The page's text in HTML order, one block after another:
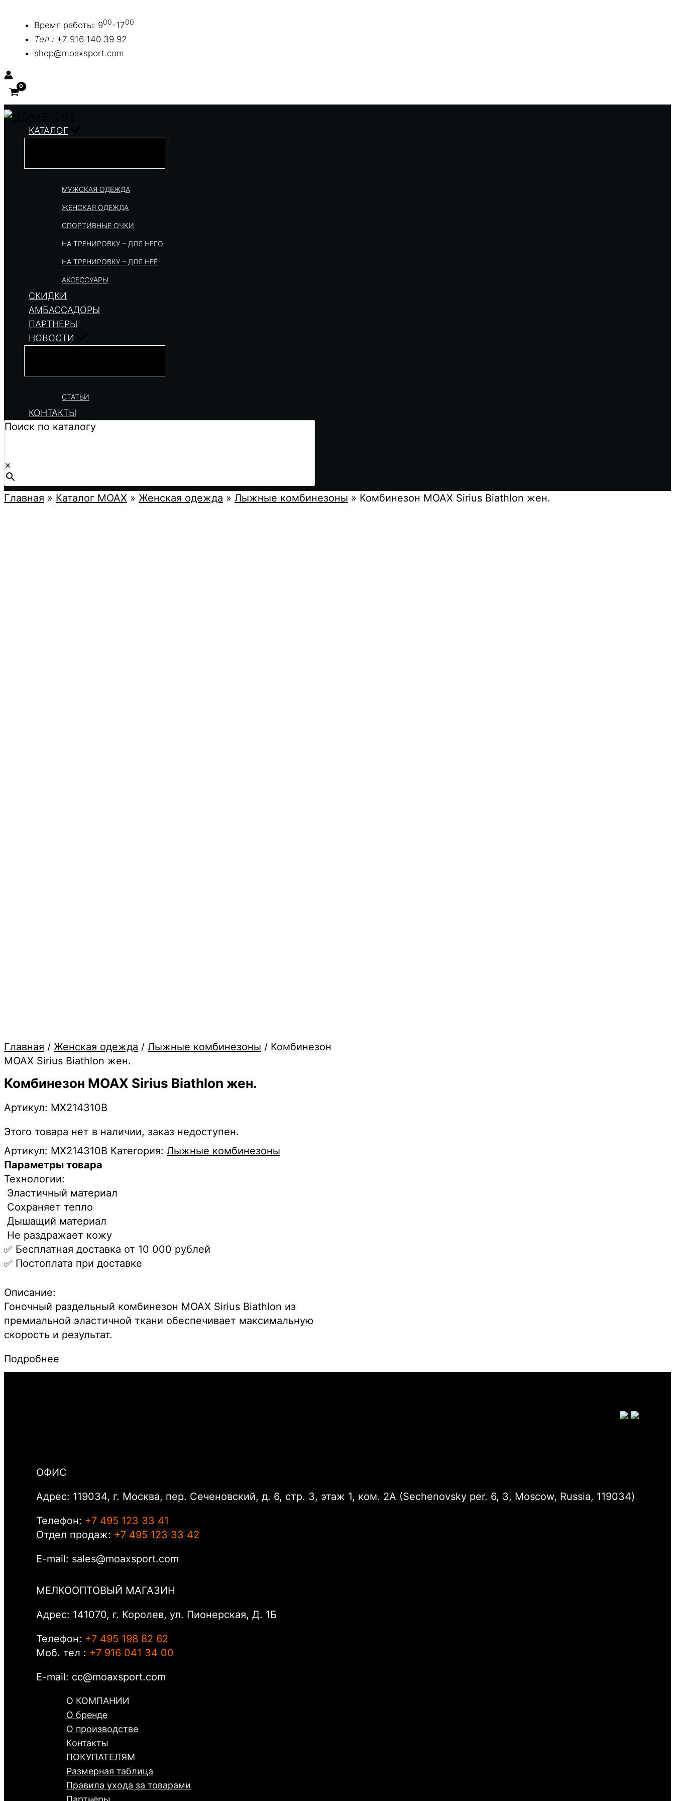
содержимому
Время работы: 900-1700
Тел.: +7 916 140 39 92
shop@moaxsport.com
КАТАЛОГ
МУЖСКАЯ ОДЕЖДА
ЖЕНСКАЯ ОДЕЖДА
СПОРТИВНЫЕ ОЧКИ
НА ТРЕНИРОВКУ – ДЛЯ НЕГО
НА ТРЕНИРОВКУ – ДЛЯ НЕЁ
АКСЕССУАРЫ
СКИДКИ
АМБАССАДОРЫ
ПАРТНЕРЫ
НОВОСТИ
СТАТЬИ
КОНТАКТЫ
Поиск по каталогу
×
Главная » Каталог MOAX » Женская одежда » Лыжные комбинезоны » Комбинезон MOAX Sirius Biathlon жен.
Главная / Женская одежда / Лыжные комбинезоны / Комбинезон
MOAX Sirius Biathlon жен.
Комбинезон MOAX Sirius Biathlon жен.
Артикул: MX214310B
Этого товара нет в наличии, заказ недоступен.
Артикул: MX214310B Категория: Лыжные комбинезоны
Параметры товара
Технологии:
Эластичный материал
Сохраняет тепло
Дышащий материал
Не раздражает кожу
✅ Бесплатная доставка от 10 000 рублей
✅ Постоплата при доставке
Описание:
Гоночный раздельный комбинезон MOAX Sirius Biathlon из
премиальной эластичной ткани обеспечивает максимальную
скорость и результат.
Подробнее
ОФИС
Адрес: 119034, г. Москва, пер. Сеченовский, д. 6, стр. 3, этаж 1, ком. 2А (Sechenovsky per. 6, 3, Moscow, Russia, 119034)
Телефон: +7 495 123 33 41
Отдел продаж: +7 495 123 33 42
E-mail: sales@moaxsport.com
МЕЛКООПТОВЫЙ МАГАЗИН
Адрес: 141070, г. Королев, ул. Пионерская, Д. 1Б
Телефон: +7 495 198 82 62
Моб. тел : +7 916 041 34 00
E-mail: cc@moaxsport.com
О КОМПАНИИ
О бренде
О производстве
Контакты
ПОКУПАТЕЛЯМ
Размерная таблица
Правила ухода за товарами